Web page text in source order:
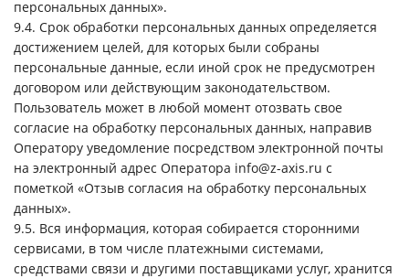
персональных данных».
9.4. Срок обработки персональных данных определяется
достижением целей, для которых были собраны
персональные данные, если иной срок не предусмотрен
договором или действующим законодательством.
Пользователь может в любой момент отозвать свое
согласие на обработку персональных данных, направив
Оператору уведомление посредством электронной почты
на электронный адрес Оператора info@z-axis.ru с
пометкой «Отзыв согласия на обработку персональных
данных».
9.5. Вся информация, которая собирается сторонними
сервисами, в том числе платежными системами,
средствами связи и другими поставщиками услуг, хранится